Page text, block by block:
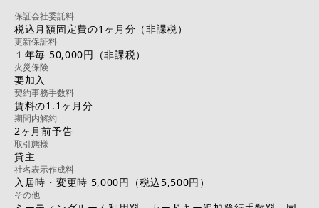
保証会社委託料
税込月額固定費の1ヶ月分（非課税）
更新保証料
１年毎 50,000円（非課税）
火災保険
要加入
契約事務手数料
賃料の1.1ヶ月分
期間内解約
2ヶ月前予告
取引態様
貸主
社名表示作成料
入居時・変更時 5,000円（税込5,500円）
その他